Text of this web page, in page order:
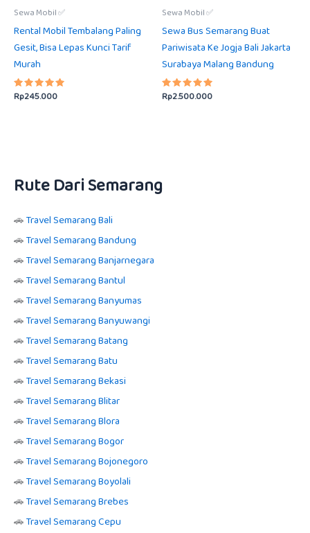
Sewa Mobil ✅
Rental Mobil Tembalang Paling
Gesit, Bisa Lepas Kunci Tarif
Murah
Dinilai
5.00
Rp245.000
Sewa Mobil ✅
Sewa Bus Semarang Buat
Pariwisata Ke Jogja Bali Jakarta
Surabaya Malang Bandung
Dinilai
5.00
Rp2.500.000
Rute Dari Semarang
🚗Travel Semarang Bali
🚗Travel Semarang Bandung
🚗Travel Semarang Banjarnegara
🚗Travel Semarang Bantul
🚗Travel Semarang Banyumas
🚗Travel Semarang Banyuwangi
🚗Travel Semarang Batang
🚗Travel Semarang Batu
🚗Travel Semarang Bekasi
🚗Travel Semarang Blitar
🚗Travel Semarang Blora
🚗Travel Semarang Bogor
🚗Travel Semarang Bojonegoro
🚗Travel Semarang Boyolali
🚗Travel Semarang Brebes
🚗Travel Semarang Cepu